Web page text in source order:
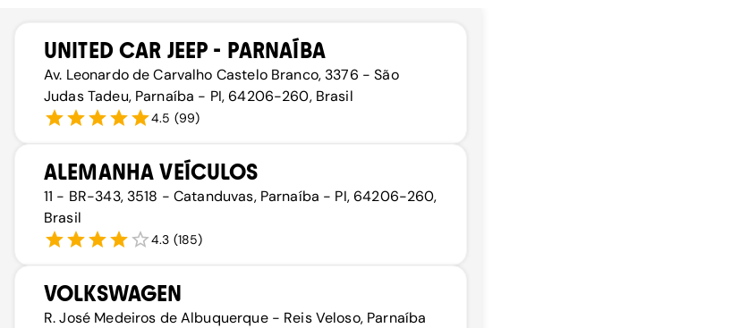
UNITED CAR JEEP - PARNAÍBA
Av. Leonardo de Carvalho Castelo Branco, 3376 - São
Judas Tadeu, Parnaíba - PI, 64206-260, Brasil
4.5 (99)
ALEMANHA VEÍCULOS
11 - BR-343, 3518 - Catanduvas, Parnaíba - PI, 64206-260,
Brasil
4.3 (185)
VOLKSWAGEN
R. José Medeiros de Albuquerque - Reis Veloso, Parnaíba